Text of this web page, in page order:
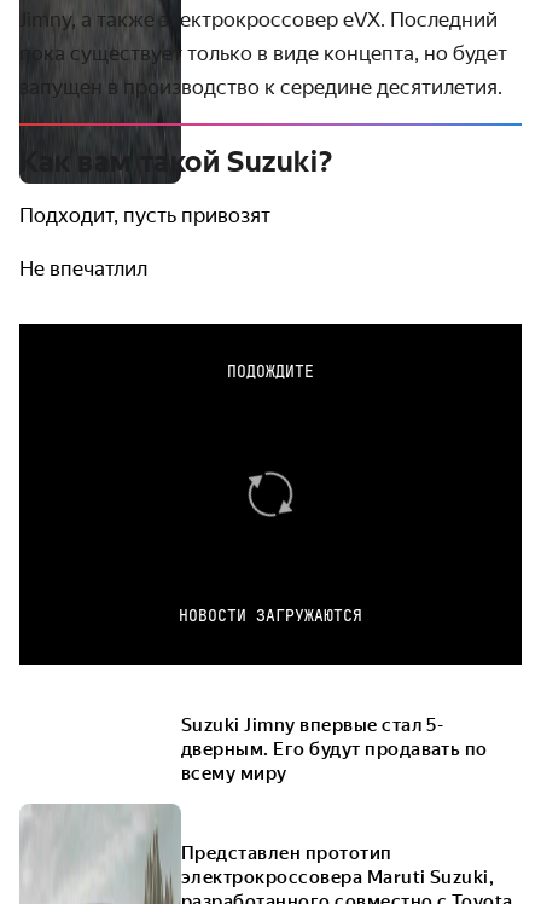
Jimny, а также электрокроссовер eVX. Последний
пока существует только в виде концепта, но будет
запущен в производство к середине десятилетия.
Как вам такой Suzuki?
Подходит, пусть привозят
Не впечатлил
ПОДОЖДИТЕ
НОВОСТИ ЗАГРУЖАЮТСЯ
Suzuki Jimny впервые стал 5-
дверным. Его будут продавать по
всему миру
Представлен прототип
электрокроссовера Maruti Suzuki,